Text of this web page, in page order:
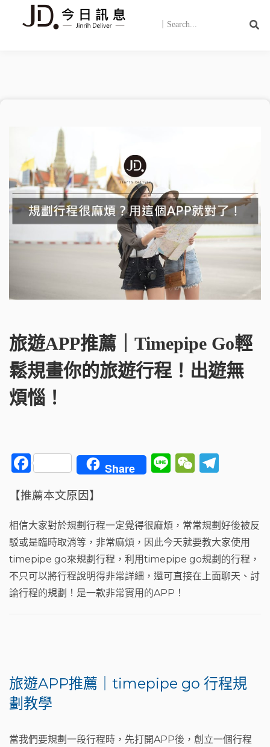
旅遊APP推薦｜timepipe Go輕
鬆規畫你的旅遊行程！出遊無
煩惱！
F
c
e
b
o
o
k
Share
Li W
h
a
t
g
ra
m
【推薦本文原因】
相信大家對於規劃行程一定覺得很麻煩，常常規劃好後被反
駁或是臨時取消等，非常麻煩，因此今天就要教大家使用
timepipe go來規劃行程，利用timepipe go規劃的行程，
不只可以將行程說明得非常詳細，還可直接在上面聊天、討
論行程的規劃！是一款非常實用的APP！
旅遊APP推薦｜timepipe go 行程規
劃教學
當我們要規劃一段行程時，先打開APP後，創立一個行程